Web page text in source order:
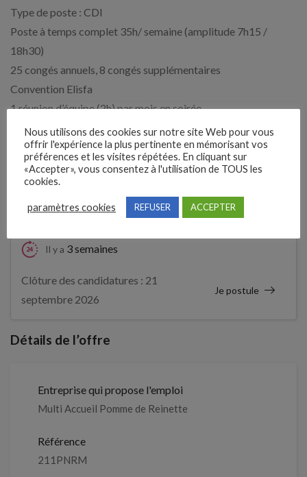
Type de poste : CDI
Poste à temps complet 35h/ semaine (amplitude 7h15 /
18h30)
25 congés annuels, 8 congés supplémentaires
Convention Elisfa
1 réunion d’équipe (2h) par mois en soirée
Formation continue individuelle, collective
Expérience demandée
Il y a 3 semaines
Clôture des candidatures : 21
septembre 2026
Je postule
Détails de l’offre
Entreprise qui propose l'emploi
Multi Accueil Pomme de Reinette
Référence
211PNRM
Nous utilisons des cookies sur notre site Web pour vous
offrir l'expérience la plus pertinente en mémorisant vos
préférences et les visites répétées. En cliquant sur
«Accepter», vous consentez à l'utilisation de TOUS les
cookies.
paramètres cookies REFUSER ACCEPTER